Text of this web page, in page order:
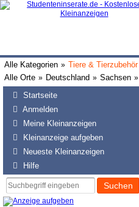
Alle Kategorien » Tiere & Tierzubehör
Alle Orte » Deutschland » Sachsen »
Startseite
Anmelden
Meine Kleinanzeigen
Kleinanzeige aufgeben
Neueste Kleinanzeigen
Hilfe
Suchen